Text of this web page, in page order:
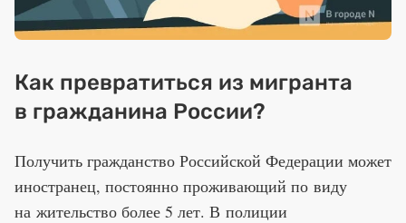
Как превратиться из мигранта
в гражданина России?
Получить гражданство Российской Федерации может
иностранец, постоянно проживающий по виду
на жительство более 5 лет. В полиции